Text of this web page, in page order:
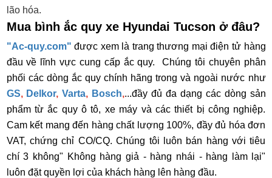
lão hóa.
Mua bình ắc quy xe Hyundai Tucson ở đâu?
"Ac-quy.com" được xem là trang thương mại điện tử hàng
đầu về lĩnh vực cung cấp ắc quy. Chúng tôi chuyên phân
phối các dòng ắc quy chính hãng trong và ngoài nước như
GS, Delkor,Varta, Bosch,...đầy đủ đa dạng các dòng sản
phẩm từ ắc quy ô tô, xe máy và các thiết bị công nghiệp.
Cam kết mang đến hàng chất lượng 100%, đầy đủ hóa đơn
VAT, chứng chỉ CO/CQ. Chúng tôi luôn bán hàng với tiêu
chí 3 không" Không hàng giả - hàng nhái - hàng làm lại"
luôn đặt quyền lợi của khách hàng lên hàng đầu.